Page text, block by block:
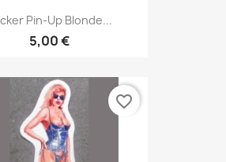
Pin-Up Blonde...
5,00 €
favorite_border